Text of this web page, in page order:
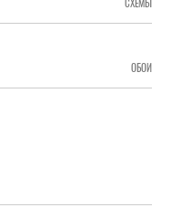
СХЕМЫ
ОБОИ